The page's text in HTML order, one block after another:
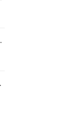
оролцлоо.
оролцлоо.